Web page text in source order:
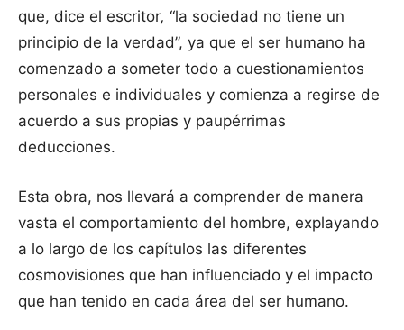
que, dice el escritor, “la sociedad no tiene un
principio de la verdad”, ya que el ser humano ha
comenzado a someter todo a cuestionamientos
personales e individuales y comienza a regirse de
acuerdo a sus propias y paupérrimas
deducciones.
Esta obra, nos llevará a comprender de manera
vasta el comportamiento del hombre, explayando
a lo largo de los capítulos las diferentes
cosmovisiones que han influenciado y el impacto
que han tenido en cada área del ser humano.